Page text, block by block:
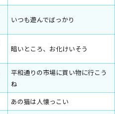
いつも遊んでばっかり
暗いところ、お化けいそう
平和通りの市場に買い物に行こう
ね
あの猫は人懐っこい